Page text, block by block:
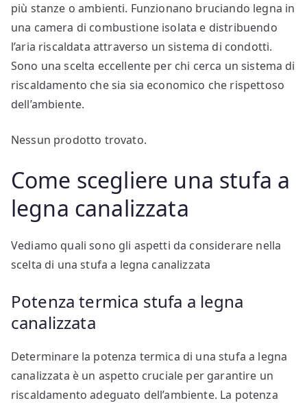
più stanze o ambienti. Funzionano bruciando legna in
una camera di combustione isolata e distribuendo
l’aria riscaldata attraverso un sistema di condotti.
Sono una scelta eccellente per chi cerca un sistema di
riscaldamento che sia sia economico che rispettoso
dell’ambiente.
Nessun prodotto trovato.
Come scegliere una stufa a
legna canalizzata
Vediamo quali sono gli aspetti da considerare nella
scelta di una stufa a legna canalizzata
Potenza termica stufa a legna
canalizzata
Determinare la potenza termica di una stufa a legna
canalizzata è un aspetto cruciale per garantire un
riscaldamento adeguato dell’ambiente. La potenza